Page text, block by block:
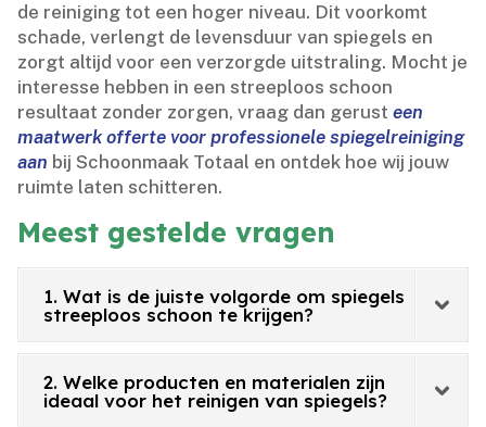
de reiniging tot een hoger niveau.​ Dit voorkomt
schade, verlengt de levensduur van spiegels en
zorgt altijd voor een verzorgde uitstraling.​ Mocht je
interesse hebben in een streeploos schoon
resultaat zonder zorgen, vraag dan gerusteen
maatwerk offerte voor professionele spiegelreiniging
aan bij Schoonmaak Totaal en ontdek hoe wij jouw
ruimte laten schitteren.​
Meest gestelde vragen
1. Wat is de juiste volgorde om spiegels
streeploos schoon te krijgen?
2. Welke producten en materialen zijn
ideaal voor het reinigen van spiegels?